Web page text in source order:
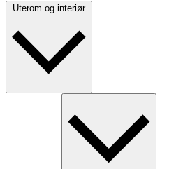
Uterom og interiør